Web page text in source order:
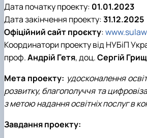
Дата початку проекту: 01.01.2023
Дата закінчення проекту:31.12.2025
Офіційний сайт проєкту:
Координатори проекту від НУБіП
проф.Андрій Гетя, доц.Сергій
Мета проекту: удосконалення
розвитку, благополуччя та
з метою надання освітніх послуг в
Завдання проекту: